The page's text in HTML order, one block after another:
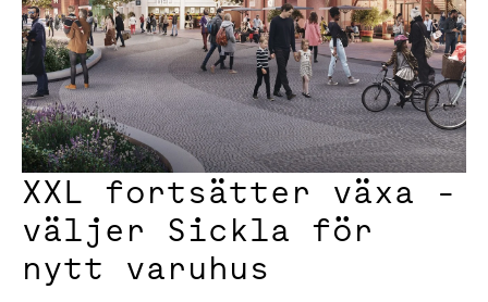
XXL fortsätter växa -
väljer Sickla för
nytt varuhus